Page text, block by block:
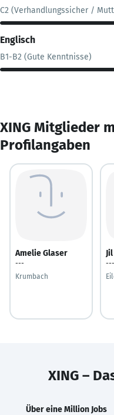
C2 (Verhandlungssicher /
Englisch
B1-B2 (Gute Kenntnisse)
XING Mitglieder
Profilangaben
Amelie Glaser
---
Krumbach
---
XING –
Über eine Million Jobs